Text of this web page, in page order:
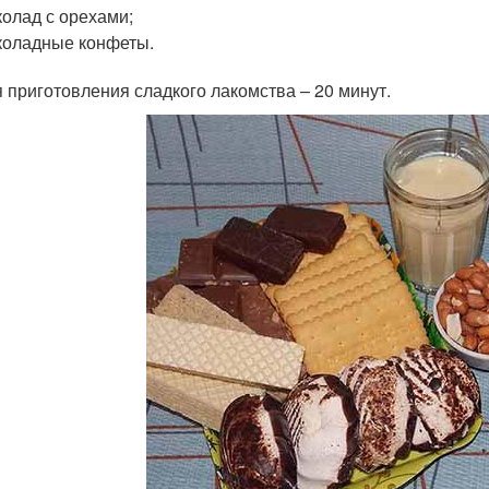
с орехами;
конфеты.
сладкого лакомства – 20 минут.